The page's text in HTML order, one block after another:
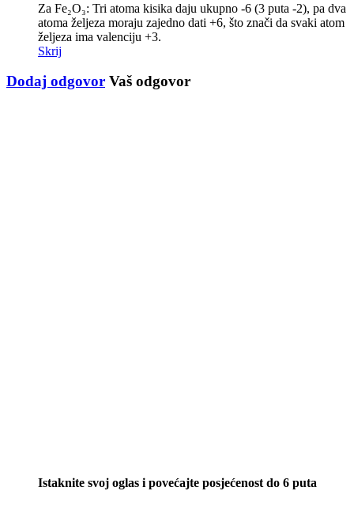
Za Fe₂O₃: Tri atoma kisika daju ukupno -6 (3 puta -2), pa dva
atoma željeza moraju zajedno dati +6, što znači da svaki atom
željeza ima valenciju +3.
Skrij
Dodaj odgovor Vaš odgovor
Istaknite svoj oglas i povećajte posjećenost do 6 puta